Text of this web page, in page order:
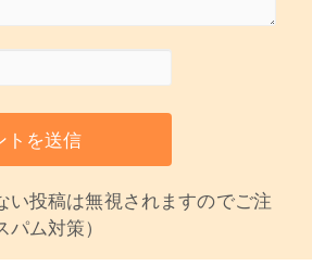
い投稿は無視されますのでご注
ム対策）